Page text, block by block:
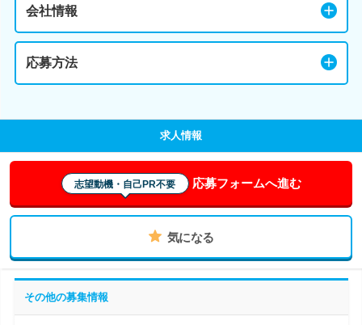
会社情報
応募方法
求人情報
志望動機・自己PR不要 応募フォームへ進む
気になる
その他の募集情報